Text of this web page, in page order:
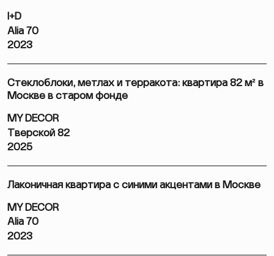
I+D
Alia 70
2023
Стеклоблоки, метлах и терракота: квартира 82 м² в
Москве в старом фонде
MY DECOR
Тверской 82
2025
Лаконичная квартира с синими акцентами в Москве
MY DECOR
Alia 70
2023